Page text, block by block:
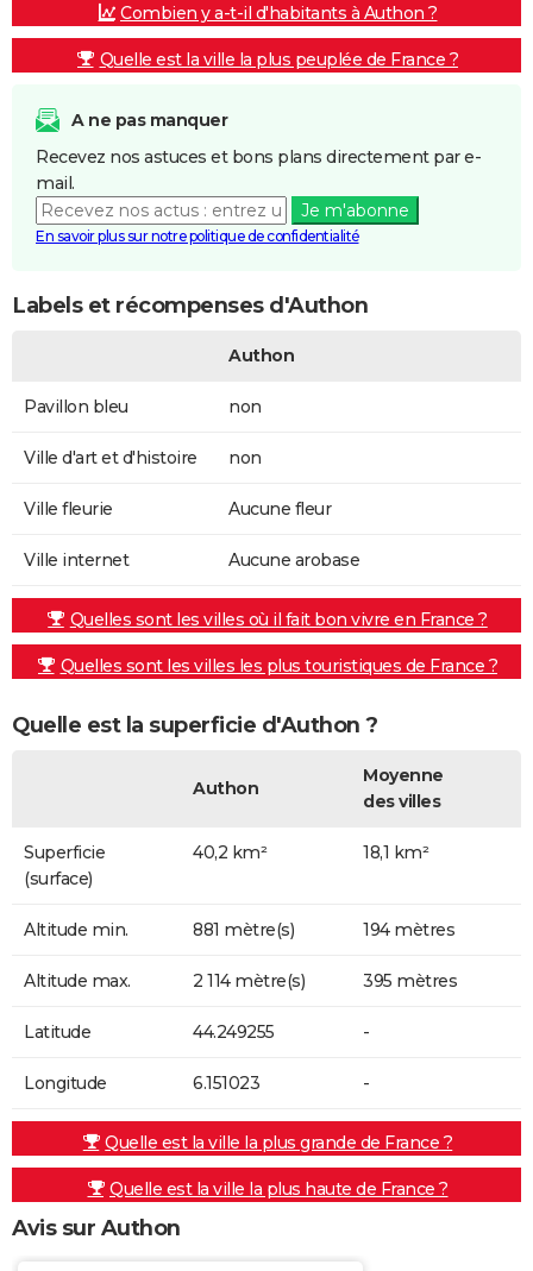
Combien y a-t-il d'habitants à Authon ?
Quelle est la ville la plus peuplée de France ?
A ne pas manquer
Recevez nos astuces et bons plans directement par e-
mail.
Je m'abonne
En savoir plus sur notre politique de confidentialité
Labels et récompenses d'Authon
Authon
Pavillon bleu non
Ville d'art et d'histoire non
Ville fleurie Aucune fleur
Ville internet Aucune arobase
Quelles sont les villes où il fait bon vivre en France ?
Quelles sont les villes les plus touristiques de France ?
Quelle est la superficie d'Authon ?
Authon
Moyenne
des villes
Superficie
(surface)
40,2 km² 18,1 km²
Altitude min. 881 mètre(s) 194 mètres
Altitude max. 2 114 mètre(s) 395 mètres
Latitude 44.249255 -
Longitude 6.151023 -
Quelle est la ville la plus grande de France ?
Quelle est la ville la plus haute de France ?
Avis sur Authon